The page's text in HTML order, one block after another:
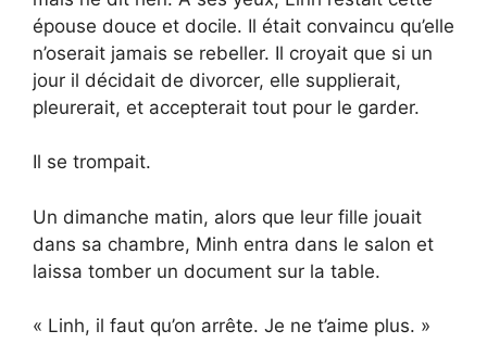
épouse douce et docile. Il était convaincu qu’elle
n’oserait jamais se rebeller. Il croyait que si un
jour il décidait de divorcer, elle supplierait,
pleurerait, et accepterait tout pour le garder.
Il se trompait.
Un dimanche matin, alors que leur fille jouait
dans sa chambre, Minh entra dans le salon et
laissa tomber un document sur la table.
« Linh, il faut qu’on arrête. Je ne t’aime plus. »